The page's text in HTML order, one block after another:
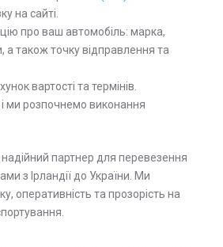
на сайті.
про ваш автомобіль: марка,
а також точку відправлення та
вартості та термінів.
і ми розпочнемо виконання
партнер для перевезення
з Ірландії до України. Ми
оперативність та прозорість на